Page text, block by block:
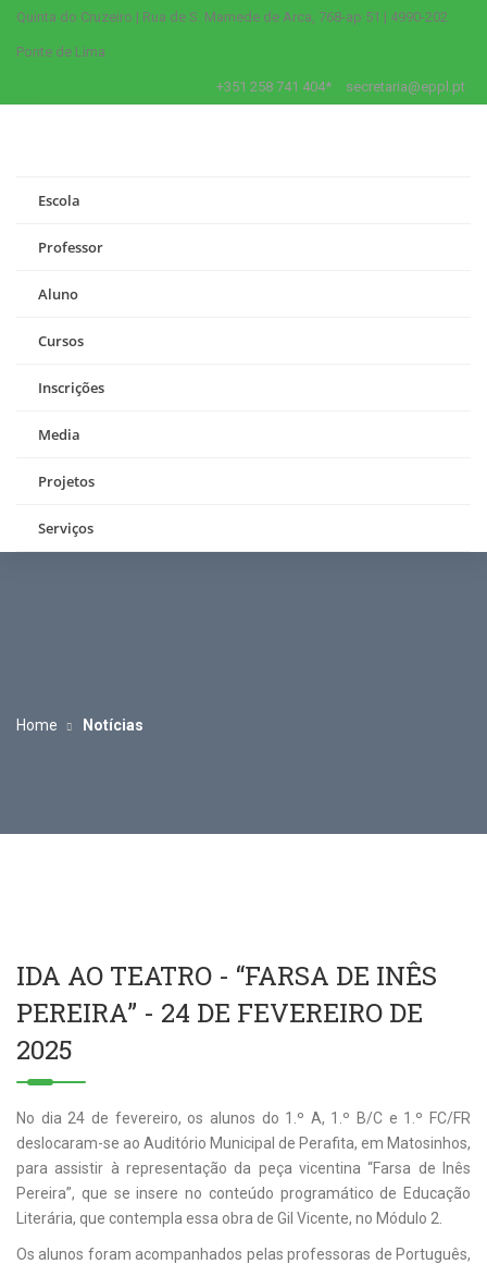
Quinta do Cruzeiro | Rua de S. Mamede de Arca, 768-ap 51 | 4990-202
Ponte de Lima
+351 258 741 404* secretaria@eppl.pt
Escola
Professor
Aluno
Cursos
Inscrições
Media
Projetos
Serviços
Home Notícias
IDA AO TEATRO - “FARSA DE INÊS
PEREIRA” - 24 DE FEVEREIRO DE
2025
No dia 24 de fevereiro, os alunos do 1.º A, 1.º B/C e 1.º FC/FR
deslocaram-se ao Auditório Municipal de Perafita, em Matosinhos,
para assistir à representação da peça vicentina “Farsa de Inês
Pereira”, que se insere no conteúdo programático de Educação
Literária, que contempla essa obra de Gil Vicente, no Módulo 2.
Os alunos foram acompanhados pelas professoras de Português,